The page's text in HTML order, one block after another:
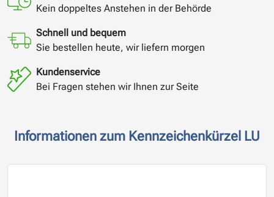
Kein doppeltes Anstehen in der Behörde
Schnell und bequem
Sie bestellen heute, wir liefern morgen
Kundenservice
Bei Fragen stehen wir Ihnen zur Seite
Informationen zum Kennzeichenkürzel LU